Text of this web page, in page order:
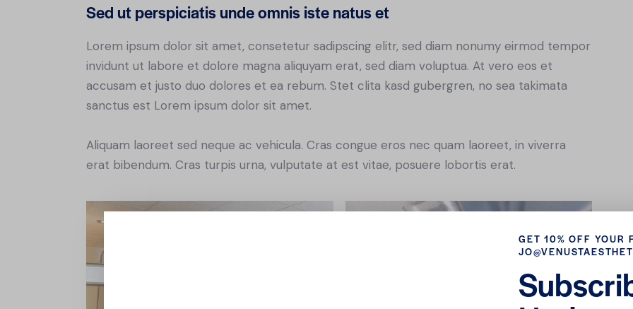
Sed ut perspiciatis unde omnis iste natus et
Lorem ipsum dolor sit amet, consetetur sadipscing elitr, sed diam nonumy eirmod tempor
invidunt ut labore et dolore magna aliquyam erat, sed diam voluptua. At vero eos et
accusam et justo duo dolores et ea rebum. Stet clita kasd gubergren, no sea takimata
sanctus est Lorem ipsum dolor sit amet.
Aliquam laoreet sed neque ac vehicula. Cras congue eros nec quam laoreet, in viverra
erat bibendum. Cras turpis urna, vulputate at est vitae, posuere lobortis erat.
GET 10% OFF YOUR